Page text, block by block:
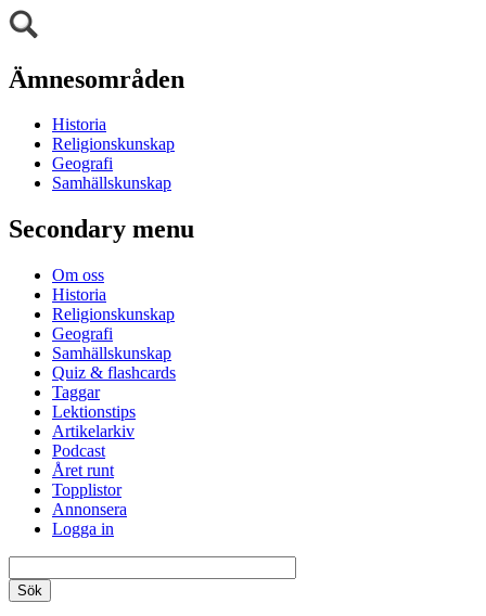
Ämnesområden
Historia
Religionskunskap
Geografi
Samhällskunskap
Secondary menu
Om oss
Historia
Religionskunskap
Geografi
Samhällskunskap
Quiz & flashcards
Taggar
Lektionstips
Artikelarkiv
Podcast
Året runt
Topplistor
Annonsera
Logga in